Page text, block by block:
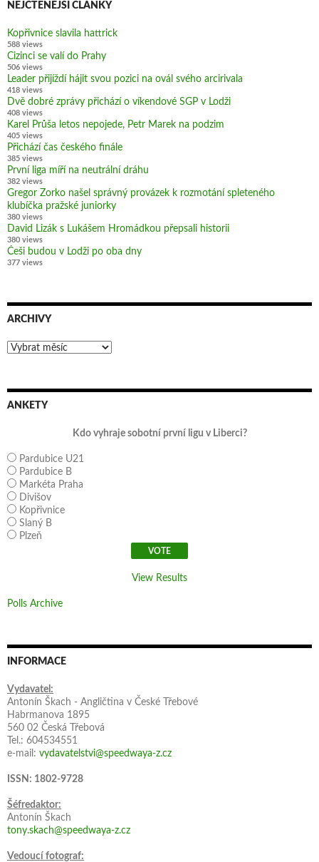
NEJČTENĚJŠÍ ČLÁNKY
Kopřivnice slavila hattrick
588 views
Cizinci se valí do Prahy
506 views
Leader přijíždí hájit svou pozici na ovál svého arcirivala
418 views
Dvě dobré zprávy přichází o víkendové SGP v Lodži
408 views
Karel Průša letos nepojede, Petr Marek na podzim
405 views
Přichází čas českého finále
385 views
První liga míří na neutrální dráhu
382 views
Gregor Zorko našel správný provázek k rozmotání spleteného
klubíčka pražské juniorky
380 views
David Lizák s Lukášem Hromádkou přepsali historii
380 views
Češi budou v Lodži po oba dny
377 views
ARCHIVY
Archivy
ANKETY
Kdo vyhraje sobotní první ligu v Liberci?
Pardubice U21
Pardubice B
Markéta Praha
Divišov
Kopřivnice
Slaný B
Plzeň
View Results
Polls Archive
INFORMACE
Vydavatel:
Antonín Škach - Angličtina v České Třebové
Habrmanova 1895
560 02 Česká Třebová
Tel.: 604534551
e-mail: vydavatelstvi@speedwaya-z.cz
ISSN: 1802-9728
Šéfredaktor:
Antonín Škach
tony.skach@speedwaya-z.cz
Vedoucí fotograf: